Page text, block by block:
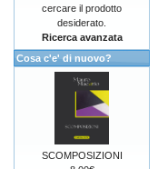
cercare il prodotto
desiderato.
Ricerca avanzata
Cosa c'e' di nuovo?
SCOMPOSIZIONI